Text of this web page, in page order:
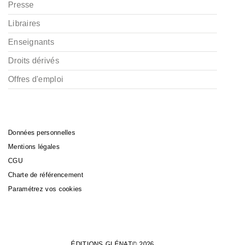
Presse
Libraires
Enseignants
Droits dérivés
Offres d'emploi
Données personnelles
Mentions légales
CGU
Charte de référencement
Paramétrez vos cookies